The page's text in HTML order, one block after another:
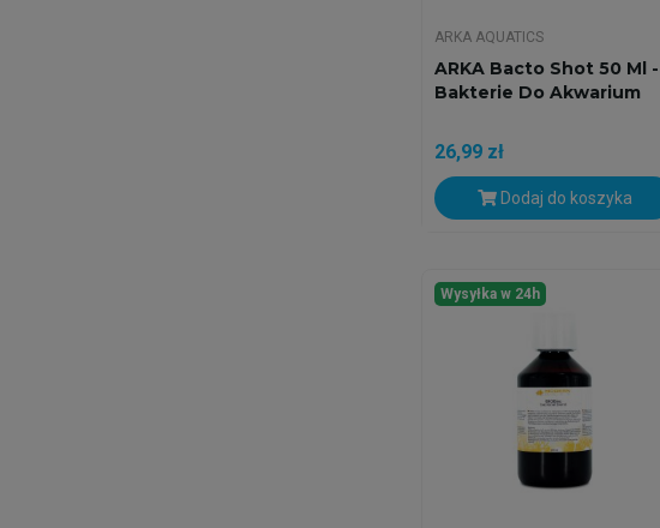
ARKA AQUATICS
ARKA Bacto Shot 50 Ml -
Bakterie Do Akwarium
26,99 zł
Dodaj do koszyka
Wysyłka w 24h